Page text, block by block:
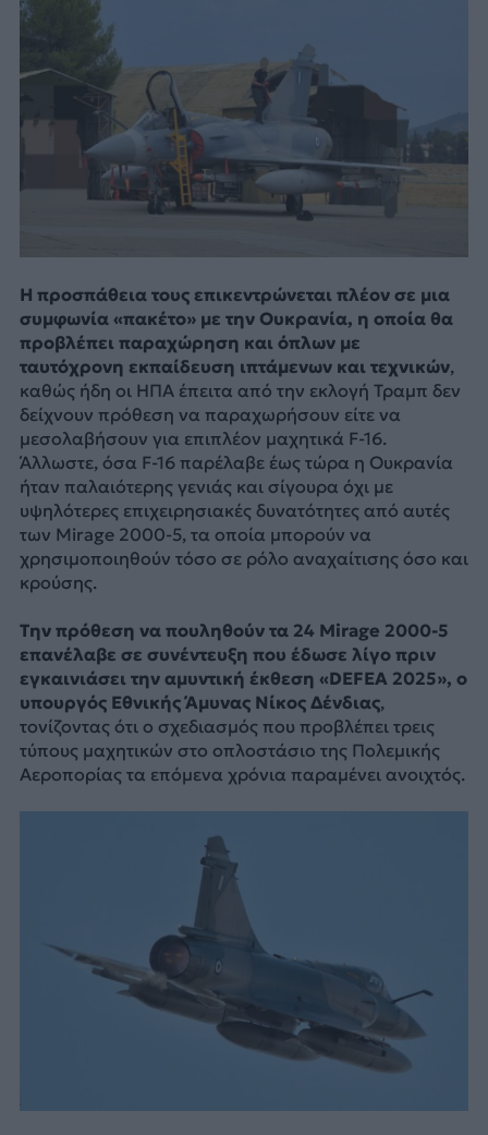
Η προσπάθεια τους επικεντρώνεται πλέον σε μια
συμφωνία «πακέτο» με την Ουκρανία, η οποία θα
προβλέπει παραχώρηση και όπλων με
ταυτόχρονη εκπαίδευση ιπτάμενων και τεχνικών,
καθώς ήδη οι ΗΠΑ έπειτα από την εκλογή Τραμπ δεν
δείχνουν πρόθεση να παραχωρήσουν είτε να
μεσολαβήσουν για επιπλέον μαχητικά F-16.
Άλλωστε, όσα F-16 παρέλαβε έως τώρα η Ουκρανία
ήταν παλαιότερης γενιάς και σίγουρα όχι με
υψηλότερες επιχειρησιακές δυνατότητες από αυτές
των Mirage 2000-5, τα οποία μπορούν να
χρησιμοποιηθούν τόσο σε ρόλο αναχαίτισης όσο και
κρούσης.
Tην πρόθεση να πουληθούν τα 24 Mirage 2000-5
επανέλαβε σε συνέντευξη που έδωσε λίγο πριν
εγκαινιάσει την αμυντική έκθεση «DEFEA 2025», ο
υπουργός Εθνικής Άμυνας Νίκος Δένδιας,
τονίζοντας ότι ο σχεδιασμός που προβλέπει τρεις
τύπους μαχητικών στο οπλοστάσιο της Πολεμικής
Αεροπορίας τα επόμενα χρόνια παραμένει ανοιχτός.